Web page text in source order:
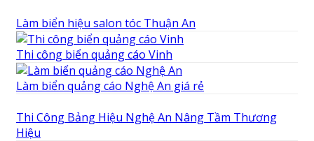
Làm biển hiệu salon tóc Thuận An
Thi công biển quảng cáo Vinh
Làm biển quảng cáo Nghệ An giá rẻ
Thi Công Bảng Hiệu Nghệ An Nâng Tầm Thương
Hiệu